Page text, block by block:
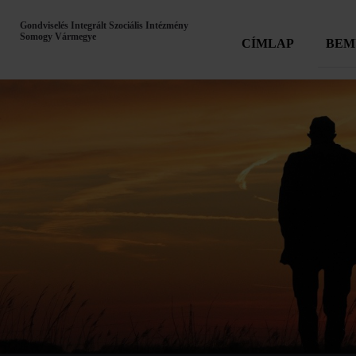
Gondviselés Integrált Szociális Intézmény
Somogy Vármegye
CÍMLAP